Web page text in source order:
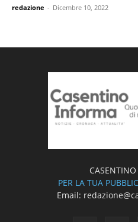
redazione - Dicembre 10, 2022
PER LA TUA
Email: